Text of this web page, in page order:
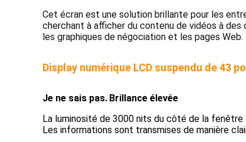
Cet écran est une solution brillante pour les
cherchant à afficher du contenu de vidéos à
les graphiques de négociation et les pages Web.
Display numérique LCD suspendu de 43
Je ne sais pas. Brillance élevée
La luminosité de 3000 nits du côté de la
Les informations sont transmises de manière